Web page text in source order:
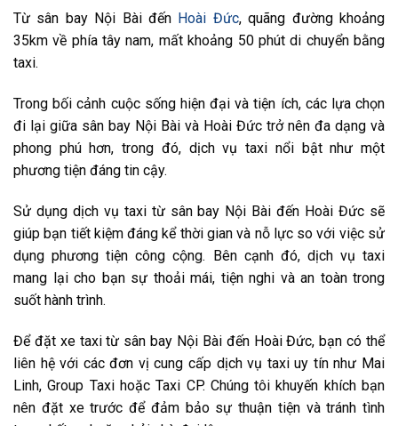
Từ sân bay Nội Bài đến Hoài Đức, quãng đường khoảng
35km về phía tây nam, mất khoảng 50 phút di chuyển bằng
taxi.
Trong bối cảnh cuộc sống hiện đại và tiện ích, các lựa chọn
đi lại giữa sân bay Nội Bài và Hoài Đức trở nên đa dạng và
phong phú hơn, trong đó, dịch vụ taxi nổi bật như một
phương tiện đáng tin cậy.
Sử dụng dịch vụ taxi từ sân bay Nội Bài đến Hoài Đức sẽ
giúp bạn tiết kiệm đáng kể thời gian và nỗ lực so với việc sử
dụng phương tiện công cộng. Bên cạnh đó, dịch vụ taxi
mang lại cho bạn sự thoải mái, tiện nghi và an toàn trong
suốt hành trình.
Để đặt xe taxi từ sân bay Nội Bài đến Hoài Đức, bạn có thể
liên hệ với các đơn vị cung cấp dịch vụ taxi uy tín như Mai
Linh, Group Taxi hoặc Taxi CP. Chúng tôi khuyến khích bạn
nên đặt xe trước để đảm bảo sự thuận tiện và tránh tình